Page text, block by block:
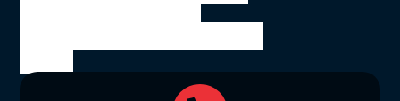
Ing. Volkmar Theil
Wien